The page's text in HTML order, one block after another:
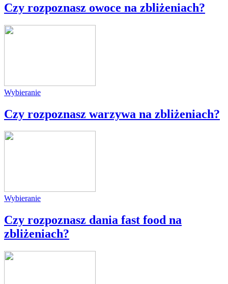
Czy rozpoznasz owoce na zbliżeniach?
Wybieranie
Czy rozpoznasz warzywa na zbliżeniach?
Wybieranie
Czy rozpoznasz dania fast food na
zbliżeniach?